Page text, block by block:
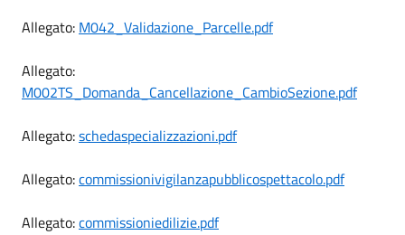
Allegato: M042_Validazione_Parcelle.pdf
Allegato:
M002TS_Domanda_Cancellazione_CambioSezione.pdf
Allegato:schedaspecializzazioni.pdf
Allegato:commissionivigilanzapubblicospettacolo.pdf
Allegato:commissioniedilizie.pdf